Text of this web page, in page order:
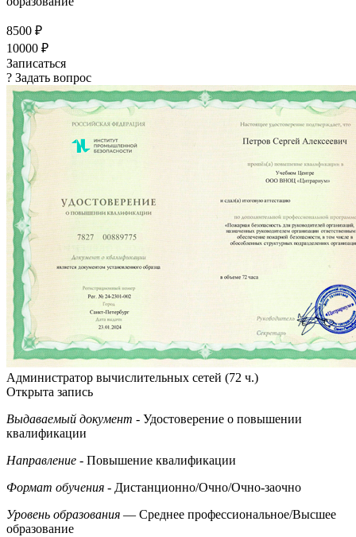
8500 ₽
10000 ₽
Записаться
? Задать вопрос
Администратор вычислительных сетей (72 ч.)
Открыта запись
Выдаваемый документ - Удостоверение о повышении
квалификации
Направление - Повышение квалификации
Формат обучения - Дистанционно/Очно/Очно-заочно
Уровень образования — Среднее профессиональное/Высшее
образование